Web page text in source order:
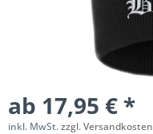
ab 17,95 € *
inkl. MwSt.zzgl. Versandkosten